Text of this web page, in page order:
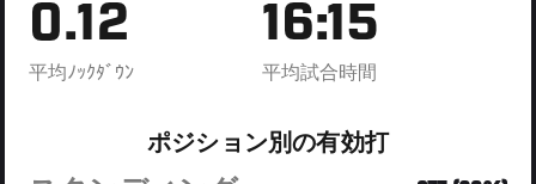
0.12
平均ﾉｯｸﾀﾞｳﾝ
16:15
平均試合時間
ポジション別の有効打